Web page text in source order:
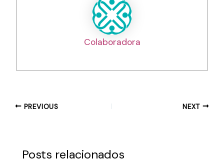
Colaboradora
PREVIOUS NEXT
Posts relacionados